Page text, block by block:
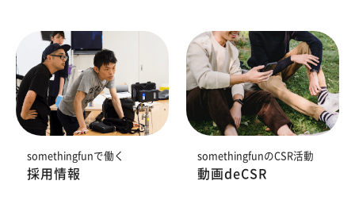
somethingfunで働く
採用情報
somethingfunのCSR活動
動画deCSR